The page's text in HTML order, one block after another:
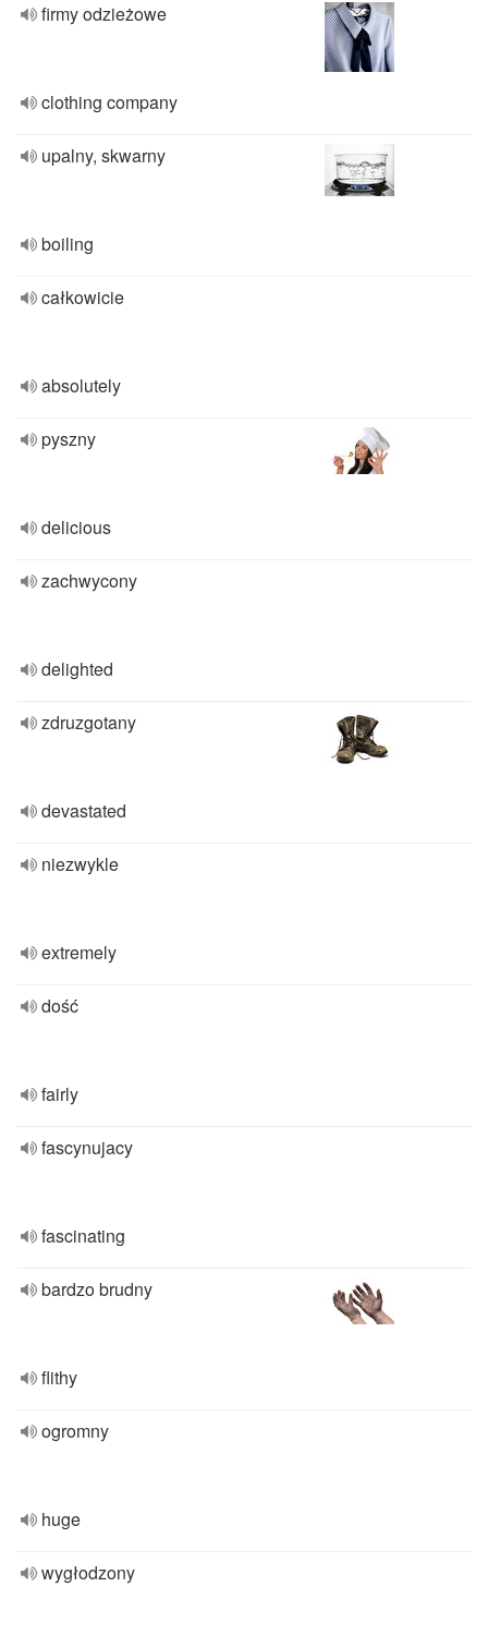
firmy odzieżowe
clothing company
upalny, skwarny
boiling
całkowicie
absolutely
pyszny
delicious
zachwycony
delighted
zdruzgotany
devastated
niezwykle
extremely
dość
fairly
fascynujacy
fascinating
bardzo brudny
flithy
ogromny
huge
wygłodzony